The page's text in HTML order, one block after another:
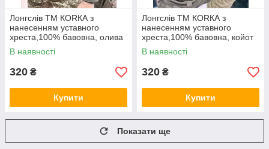
Лонгслів ТМ КОRКА з
нанесенням уставного
хреста,100% бавовна, олива
В наявності
320 ₴
Купити
Лонгслів ТМ КОRКА з
нанесенням уставного
хреста,100% бавовна, койот
В наявності
320 ₴
Купити
Показати ще